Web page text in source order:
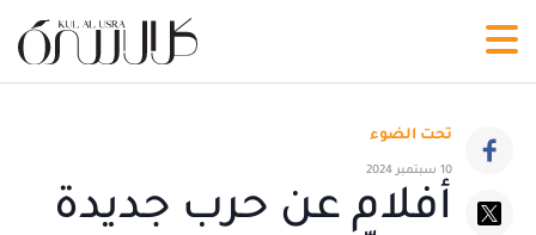
تحت الضوء
10 سبتمبر 2024
أفلام عن حرب جديدة